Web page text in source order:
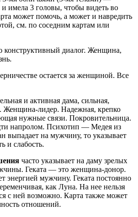
имела 3 головы, чтобы видеть во
может помочь, а может и навредить
см. по соседним картам или
конструктивный диалог. Женщина,
остается за женщиной. Все
и активная дама, сильная,
Женщина-лидер. Надежная, крепко
нужные связи. Покровительница.
напролом. Психотип — Медея из
выпадает на мужчину, то указывает
и слабость.
часто указывает на даму зрелых
Геката — это женщина-донор.
энергией мужчину. Геката постоянно
как Луна. На нее нельзя
с ней возможно. Карта также может
отношений.